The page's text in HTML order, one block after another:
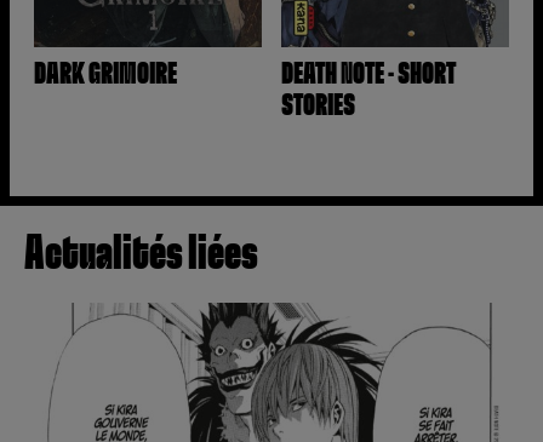
DARK GRIMOIRE
DEATH NOTE - SHORT
STORIES
Actualités liées